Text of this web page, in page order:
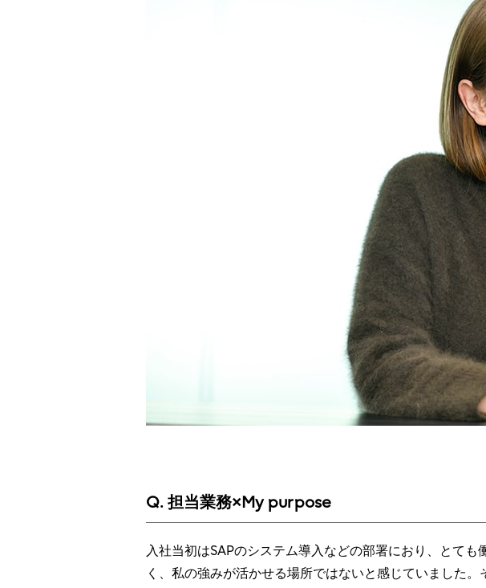
Q. 担当業務×My purpose
入社当初はSAPのシステム導入などの部署におり、とて
く、私の強みが活かせる場所ではないと感じていました